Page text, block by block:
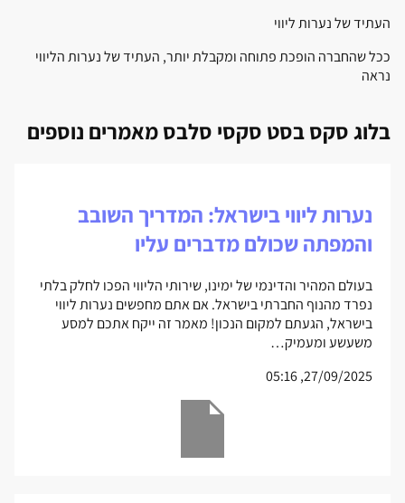
העתיד של נערות ליווי
ככל שהחברה הופכת פתוחה ומקבלת יותר, העתיד של נערות הליווי
נראה
בלוג סקס בסט סקסי סלבס מאמרים נוספים
נערות ליווי בישראל: המדריך השובב
והמפתה שכולם מדברים עליו
בעולם המהיר והדינמי של ימינו, שירותי הליווי הפכו לחלק בלתי
נפרד מהנוף החברתי בישראל. אם אתם מחפשים נערות ליווי
בישראל, הגעתם למקום הנכון! מאמר זה ייקח אתכם למסע
משעשע ומעמיק…
27/09/2025, 05:16